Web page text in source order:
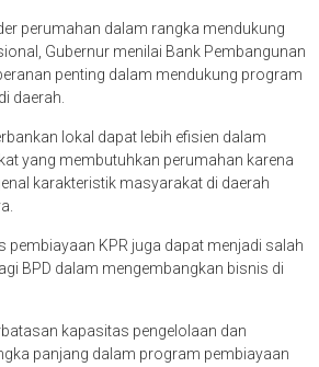
perumahan dalam rangka mendukung
Gubernur menilai Bank Pembangunan
penting dalam mendukung program
daerah.
lokal dapat lebih efisien dalam
yang membutuhkan perumahan karena
karakteristik masyarakat di daerah
pembiayaan KPR juga dapat menjadi salah
BPD dalam mengembangkan bisnis di
kapasitas pengelolaan dan
panjang dalam program pembiayaan